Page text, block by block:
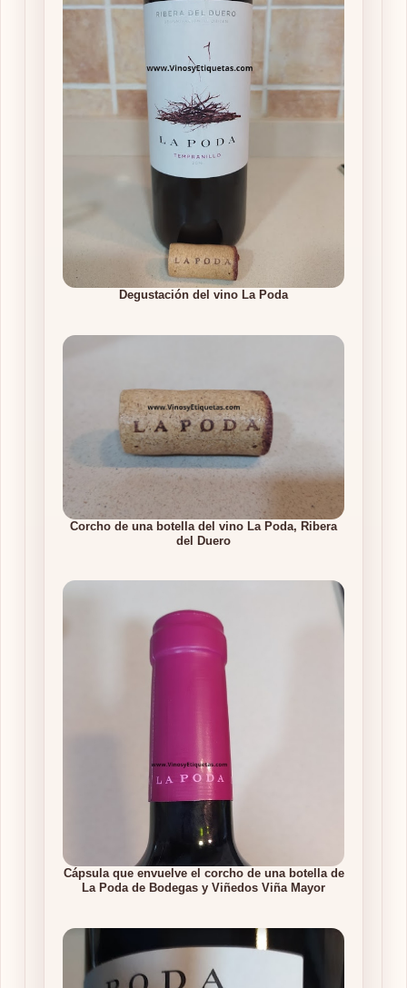
Degustación del vino La Poda
Corcho de una botella del vino La Poda, Ribera
del Duero
Cápsula que envuelve el corcho de una botella de
La Poda de Bodegas y Viñedos Viña Mayor